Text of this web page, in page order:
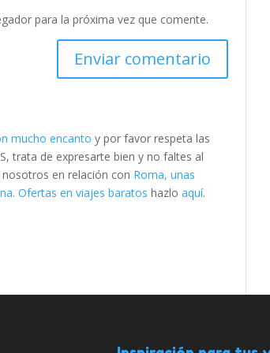
para la próxima vez que comente.
mucho encanto y por favor respeta las
trata de expresarte bien y no faltes al
en relación con Roma, unas
Ofertas en viajes baratos hazloaquí.